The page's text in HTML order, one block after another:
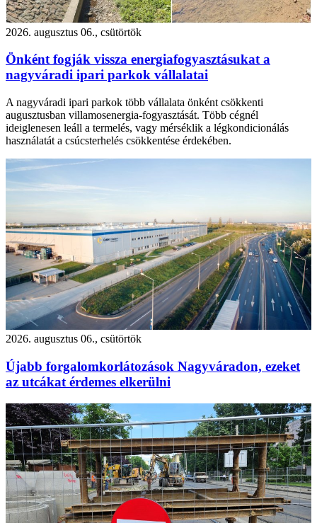
2026. augusztus 06., csütörtök
Önként fogják vissza energiafogyasztásukat a
nagyváradi ipari parkok vállalatai
A nagyváradi ipari parkok több vállalata önként csökkenti
augusztusban villamosenergia-fogyasztását. Több cégnél
ideiglenesen leáll a termelés, vagy mérséklik a légkondicionálás
használatát a csúcsterhelés csökkentése érdekében.
2026. augusztus 06., csütörtök
Újabb forgalomkorlátozások Nagyváradon, ezeket
az utcákat érdemes elkerülni